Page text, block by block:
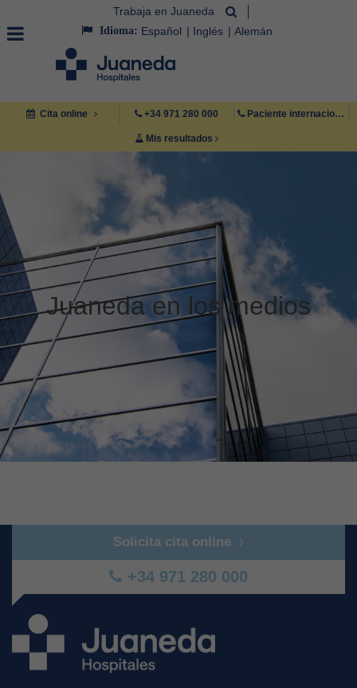
Trabaja en Juaneda
Idioma: Español Inglés Alemán
Cita online +34 971 280 000 Paciente internacional +34 971 222 222
Mis resultados
Juaneda en los medios
Solicita cita online
+34 971 280 000